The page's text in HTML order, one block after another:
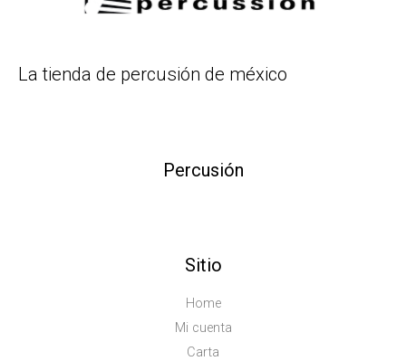
La tienda de percusión de méxico
Percusión
Sitio
Home
Mi cuenta
Carta